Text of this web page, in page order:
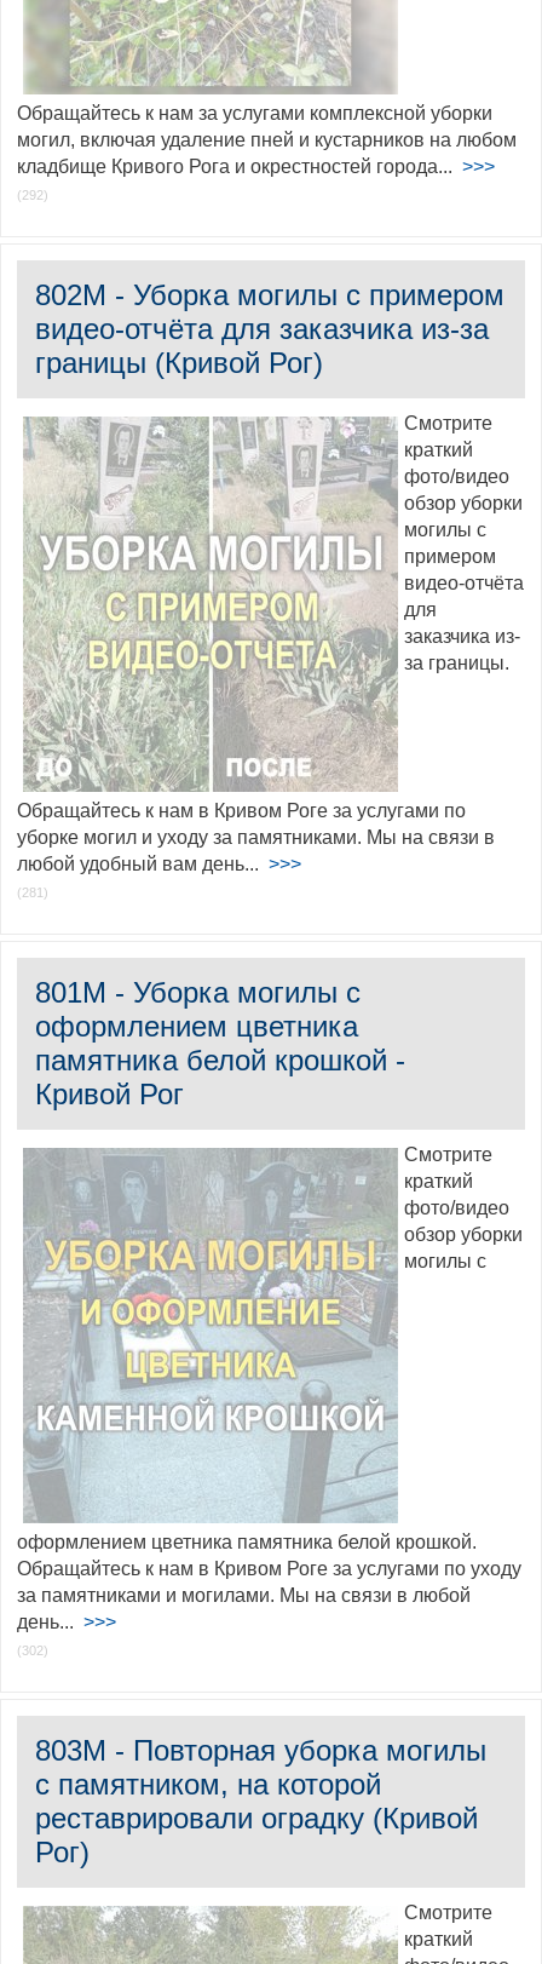
Обращайтесь к нам за услугами комплексной уборки
могил, включая удаление пней и кустарников на любом
кладбище Кривого Рога и окрестностей города... >>>
(292)
802M - Уборка могилы с примером
видео-отчёта для заказчика из-за
границы (Кривой Рог)
Смотрите
краткий
фото/видео
обзор уборки
могилы с
примером
видео-отчёта
для
заказчика из-
за границы.
Обращайтесь к нам в Кривом Роге за услугами по
уборке могил и уходу за памятниками. Мы на связи в
любой удобный вам день... >>>
(281)
801M - Уборка могилы с
оформлением цветника
памятника белой крошкой -
Кривой Рог
Смотрите
краткий
фото/видео
обзор уборки
могилы с
оформлением цветника памятника белой крошкой.
Обращайтесь к нам в Кривом Роге за услугами по уходу
за памятниками и могилами. Мы на связи в любой
день... >>>
(302)
803M - Повторная уборка могилы
с памятником, на которой
реставрировали оградку (Кривой
Рог)
Смотрите
краткий